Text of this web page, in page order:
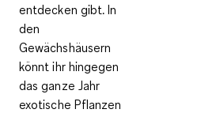
entdecken gibt. In
den
Gewächshäusern
könnt ihr hingegen
das ganze Jahr
exotische Pflanzen